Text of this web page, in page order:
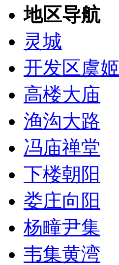
地区导航
灵城
开发区虞姬
高楼大庙
渔沟大路
冯庙禅堂
下楼朝阳
娄庄向阳
杨疃尹集
韦集黄湾